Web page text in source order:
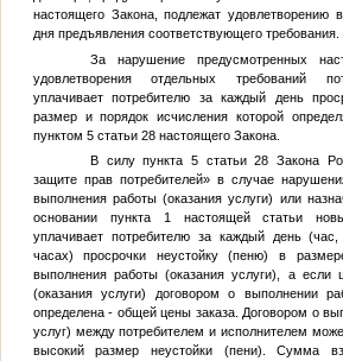
настоящего Закона, подлежат удовлетворению
дня предъявления соответствующего требования.
За нарушение предусмотренных
удовлетворения отдельных требований
уплачивает потребителю за каждый день
размер и порядок исчисления которой
пунктом 5 статьи 28 настоящего Закона.
В силу пункта 5 статьи 28 Закона
защите прав потребителей» в случае
выполнения работы (оказания услуги) или
основании пункта 1 настоящей статьи
уплачивает потребителю за каждый день
часах) просрочки неустойку (пеню) в
выполнения работы (оказания услуги), а если
(оказания услуги) договором о выполнении
определена - общей цены заказа. Договором о
услуг) между потребителем и исполнителем
высокий размер неустойки (пени). Сумма